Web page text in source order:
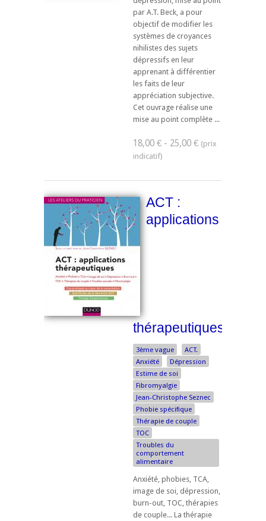
par A.T. Beck, a pour
objectif de modifier les
systèmes de croyances
nihilistes des sujets
dépressifs en leur
apprenant à différentier
les faits de leur
appréciation subjective.
Cet ouvrage réalise une
mise au point complète ...
18,00 € - 25,00 €
ACT :
applications
thérapeutiques
3ème vague
ACT.
Anxiété
Dépression
Estime de soi
Fibromyalgie
Jean-Christophe Seznec
Phobie spécifique
Thérapie de couple
TOC
Troubles du
comportement
alimentaire
Anxiété, phobies, TCA,
image de soi, dépression,
burn-out, TOC, thérapies
de couple... La thérapie